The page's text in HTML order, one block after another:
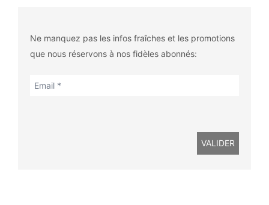
Ne manquez pas les infos fraîches et les promotions
que nous réservons à nos fidèles abonnés: